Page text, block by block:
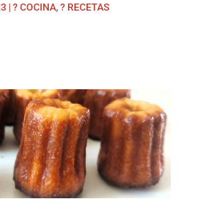
|? COCINA,? RECETAS